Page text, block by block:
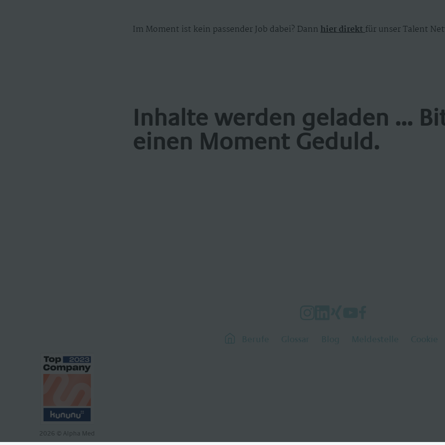
Im Moment ist kein passender Job dabei? Dannhier direktfür unser Talent
Inhalte werden geladen ...
einen Moment Geduld.
2026 © Alpha Med